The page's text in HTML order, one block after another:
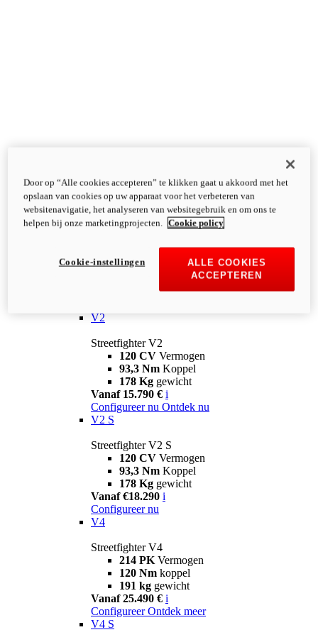
V2
Streetfighter V2
120 CV Vermogen
93,3 Nm Koppel
178 Kg gewicht
Vanaf 15.790 € i
Configureer nu Ontdek nu
V2 S
Streetfighter V2 S
120 CV Vermogen
93,3 Nm Koppel
178 Kg gewicht
Vanaf €18.290 i
Configureer nu
V4
Streetfighter V4
214 PK Vermogen
120 Nm koppel
191 kg gewicht
Vanaf 25.490 € i
Configureer Ontdek meer
V4 S
Door op “Alle cookies accepteren” te klikken gaat u akkoord met het
opslaan van cookies op uw apparaat voor het verbeteren van
websitenavigatie, het analyseren van websitegebruik en om ons te
helpen bij onze marketingprojecten.
Cookie policy
ALLE COOKIES
ACCEPTEREN
Cookie-instellingen